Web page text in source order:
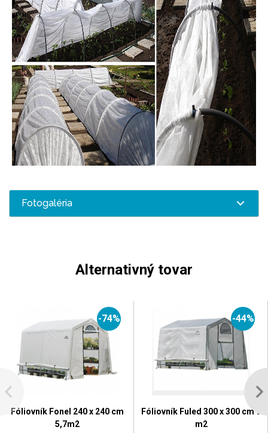
Fotogaléria
Alternativný tovar
-74%
Fóliovník Fonel 240 x 240 cm
5,7m2
-44%
Fóliovník Fuled 300 x 300 cm 9
m2